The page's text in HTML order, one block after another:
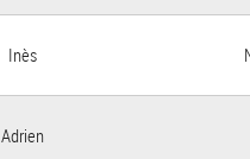
Inès
Adrien